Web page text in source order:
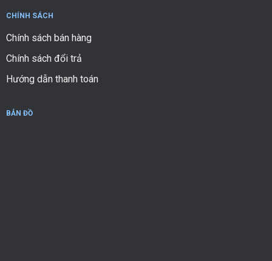
CHÍNH SÁCH
Chính sách bán hàng
Chính sách đổi trả
Hướng dẫn thanh toán
BẢN ĐỒ